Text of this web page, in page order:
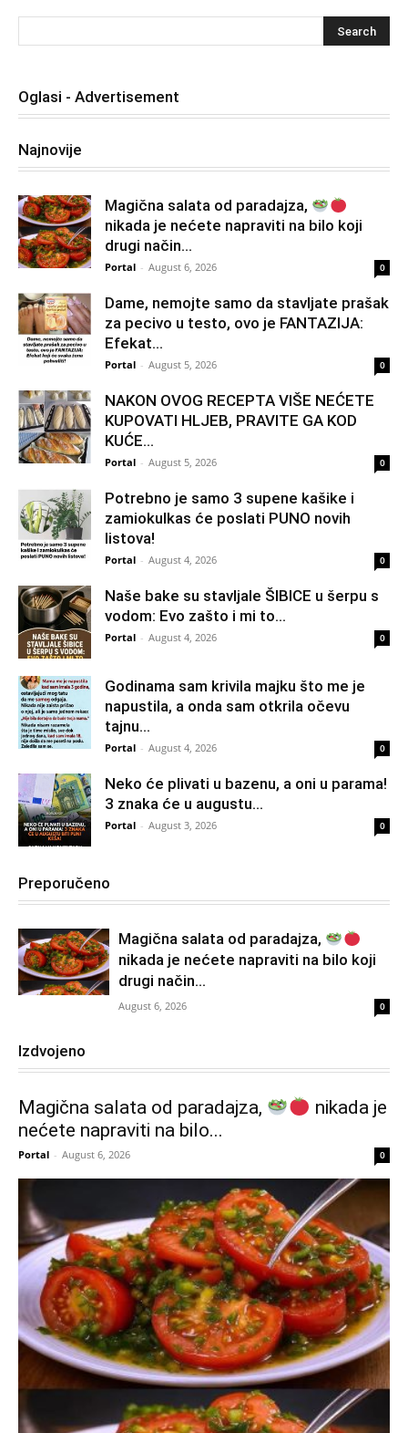
Oglasi - Advertisement
Najnovije
Magična salata od paradajza,
nikada je nećete napraviti na bilo koji
drugi način…
Portal - August 6, 2026 0
Dame, nemojte samo da stavljate prašak
za pecivo u testo, ovo je FANTAZIJA:
Efekat...
Portal - August 5, 2026 0
NAKON OVOG RECEPTA VIŠE NEĆETE
KUPOVATI HLJEB, PRAVITE GA KOD
KUĆE…
Portal - August 5, 2026 0
Potrebno je samo 3 supene kašike i
zamiokulkas će poslati PUNO novih
listova!
Portal - August 4, 2026 0
Naše bake su stavljale ŠIBICE u šerpu s
vodom: Evo zašto i mi to...
Portal - August 4, 2026 0
Godinama sam krivila majku što me je
napustila, a onda sam otkrila očevu
tajnu...
Portal - August 4, 2026 0
Neko će plivati u bazenu, a oni u parama!
3 znaka će u augustu...
Portal - August 3, 2026 0
Preporučeno
Magična salata od paradajza,
nikada je nećete napraviti na bilo koji
drugi način…
August 6, 2026 0
Izdvojeno
Magična salata od paradajza,
nikada je
nećete napraviti na bilo...
Portal - August 6, 2026 0